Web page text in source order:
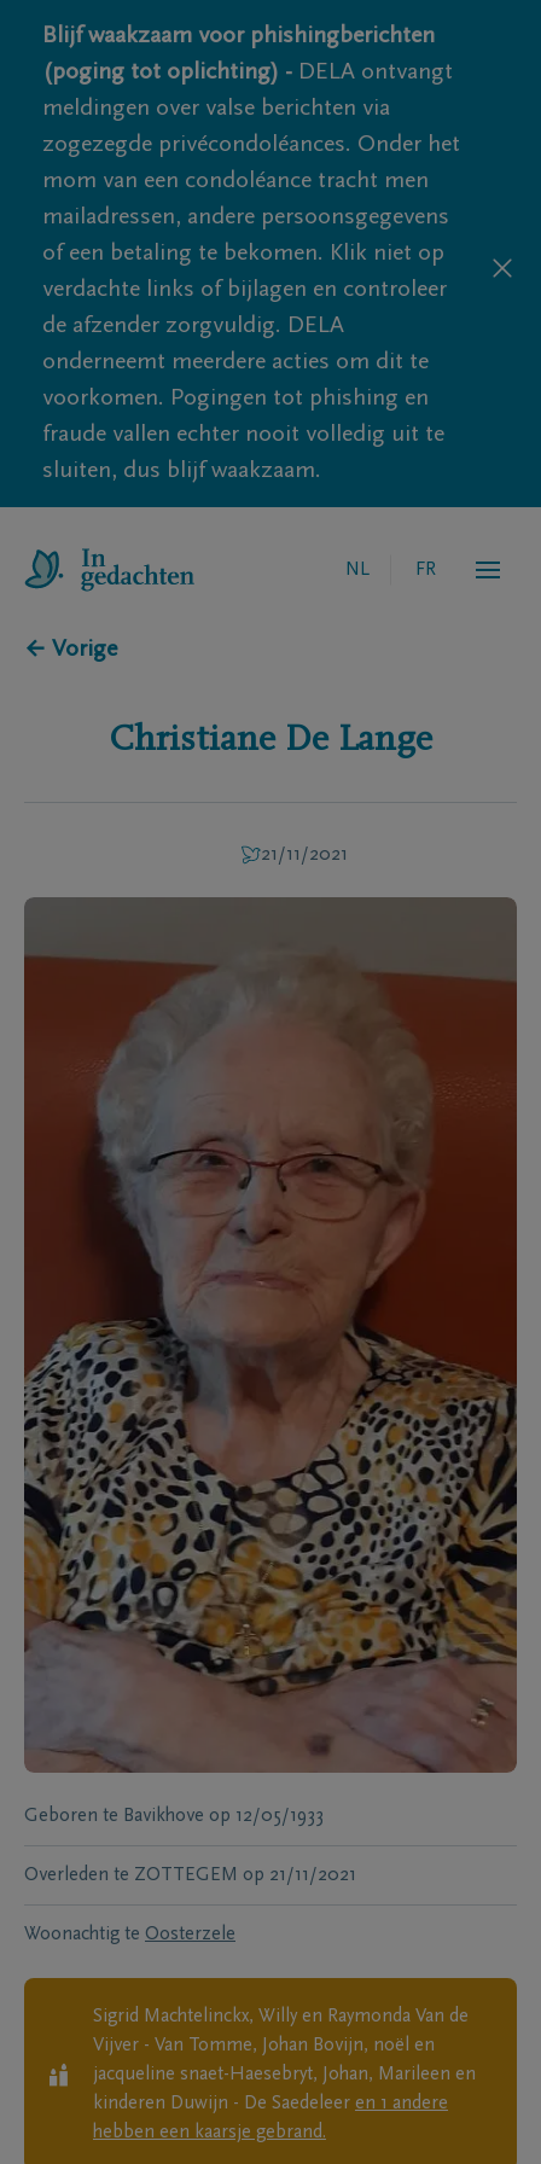
Blijf waakzaam voor phishingberichten
(poging tot oplichting) - DELA ontvangt
meldingen over valse berichten via
zogezegde privécondoléances. Onder het
mom van een condoléance tracht men
mailadressen, andere persoonsgegevens
of een betaling te bekomen. Klik niet op
verdachte links of bijlagen en controleer
de afzender zorgvuldig. DELA
onderneemt meerdere acties om dit te
voorkomen. Pogingen tot phishing en
fraude vallen echter nooit volledig uit te
sluiten, dus blijf waakzaam.
NL FR
← Vorige
Christiane De Lange
21/11/2021
Geboren te Bavikhove op 12/05/1933
Overleden te ZOTTEGEM op 21/11/2021
Woonachtig te Oosterzele
Sigrid Machtelinckx, Willy en Raymonda Van de
Vijver - Van Tomme, Johan Bovijn, noël en
jacqueline snaet-Haesebryt, Johan, Marileen en
kinderen Duwijn - De Saedeleer en 1 andere
hebben een kaarsje gebrand.